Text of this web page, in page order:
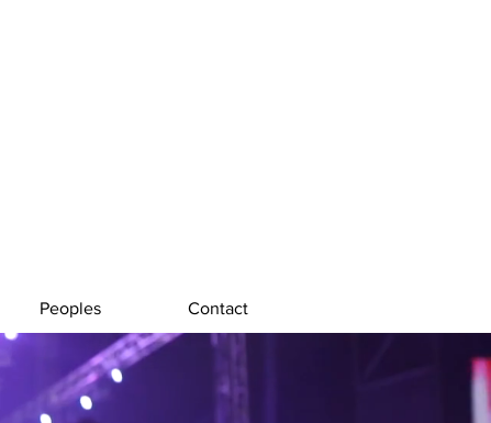
Peoples Contact